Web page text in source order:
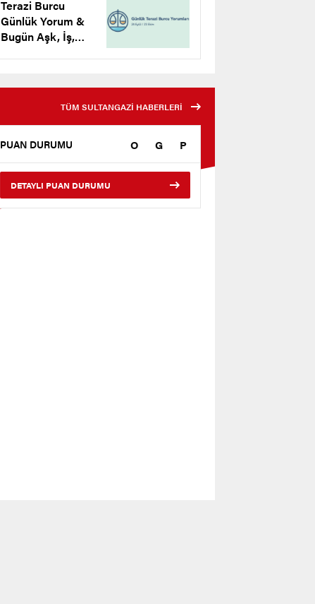
Terazi Burcu
Günlük Yorum &
Bugün Aşk, İş,
TÜM SULTANGAZİ HABERLERİ
PUAN DURUMU O G P
DETAYLI PUAN DURUMU